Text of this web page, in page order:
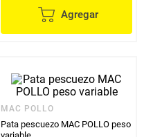
Agregar
MAC POLLO
Pata pescuezo MAC POLLO peso